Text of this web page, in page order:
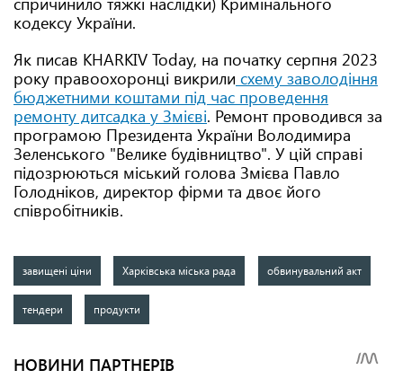
кодексу України.
Як писав KHARKIV Today, на початку серпня 2023
року правоохоронці викрили схему заволодіння
бюджетними коштами під час проведення
ремонту дитсадка у Змієві. Ремонт проводився за
програмою Президента України Володимира
Зеленського "Велике будівництво". У цій справі
підозрюються міський голова Змієва Павло
Голодніков, директор фірми та двоє його
співробітників.
завищені ціни Харківська міська рада обвинувальний акт
тендери продукти